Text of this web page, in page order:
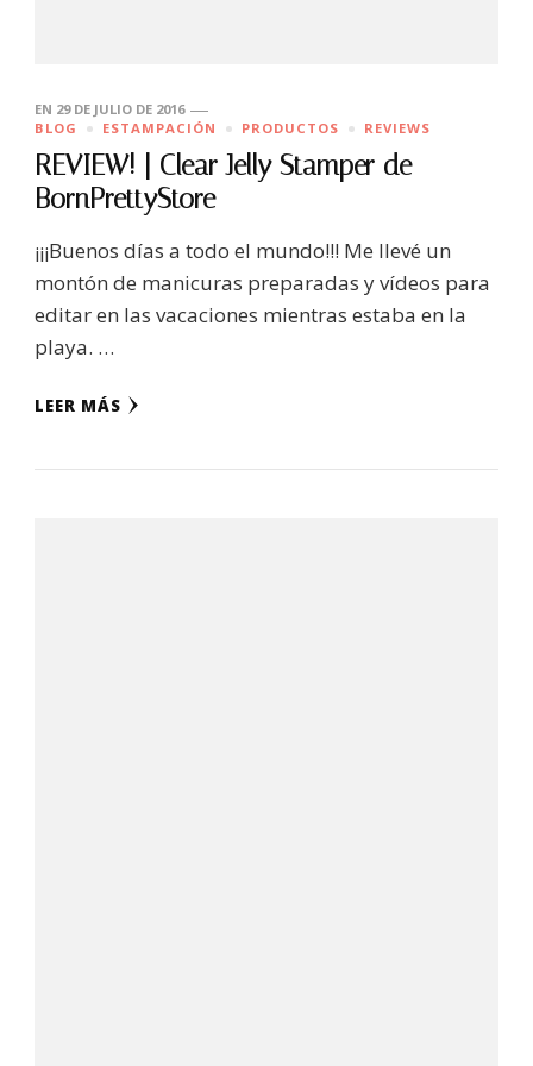
EN 29 DE JULIO DE 2016
BLOG
ESTAMPACIÓN PRODUCTOS REVIEWS
REVIEW! | Clear Jelly Stamper de
BornPrettyStore
¡¡¡Buenos días a todo el mundo!!! Me llevé un
montón de manicuras preparadas y vídeos para
editar en las vacaciones mientras estaba en la
playa. …
LEER MÁS